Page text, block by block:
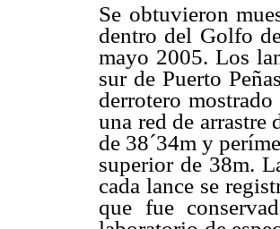
Se obtuvieron
dentro del Golfo
mayo 2005. Los
sur de Puerto
derrotero mostrado
una red de
de 38´34m y
superior de 38m.
cada lance se
que fue